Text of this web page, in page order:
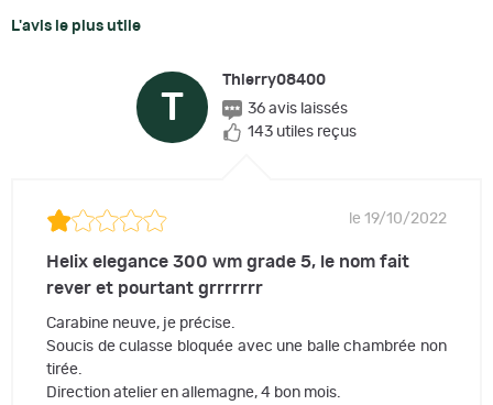
L'avis le plus utile
T
Thierry08400
36 avis laissés
143 utiles reçus
le 19/10/2022
Helix elegance 300 wm grade 5, le nom fait
rever et pourtant grrrrrrr
Carabine neuve, je précise.
Soucis de culasse bloquée avec une balle chambrée non
tirée.
Direction atelier en allemagne, 4 bon mois.